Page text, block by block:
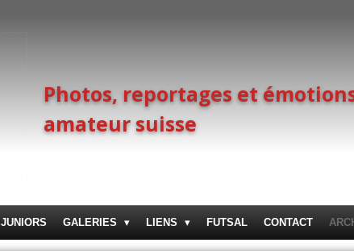
Photos, reportages et
amateur suisse
JUNIORS GALERIES LIENS FUTSAL CONTACT